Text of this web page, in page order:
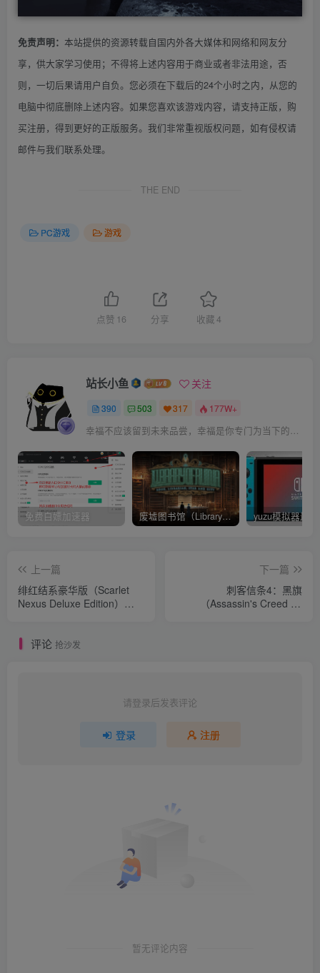
免责声明： 本站提供的资源转载自国内外各大媒体和网络和网友分
享，供大家学习使用；不得将上述内容用于商业或者非法用途，否
则，一切后果请用户自负。您必须在下载后的24个小时之内，从您的
电脑中彻底删除上述内容。如果您喜欢该游戏内容，请支持正版，购
买注册，得到更好的正版服务。我们非常重视版权问题，如有侵权请
邮件与我们联系处理。
THE END
PC游戏 游戏
点赞 16 分享 收藏4
站长小鱼 关注
390 503 317 177W+
幸福不应该留到未来品尝，幸福是你专门为当下的自己所准备的
免费白嫖加速器 废墟图书馆（Library Of Ruina）v1.1.0.6a13 官中 附yuzu模拟器 本体+1.0.3升补
上一篇
绯红结系豪华版（Scarlet
Nexus Deluxe Edition）
武器.队伍羁绊全满.全礼物送
下一篇
刺客信条4：黑旗
（Assassin's Creed IV:
评论 抢沙发
请登录后发表评论
登录 注册
暂无评论内容